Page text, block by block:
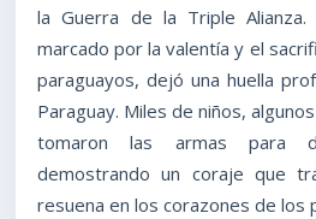
la Guerra de la Triple Alianza.
marcado por la valentía y el
paraguayos, dejó una huella
Paraguay. Miles de niños,
tomaron las armas para
demostrando un coraje que
resuena en los corazones de los